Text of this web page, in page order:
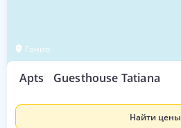
Гонио
Apts Guesthouse Tatiana
Найти цены